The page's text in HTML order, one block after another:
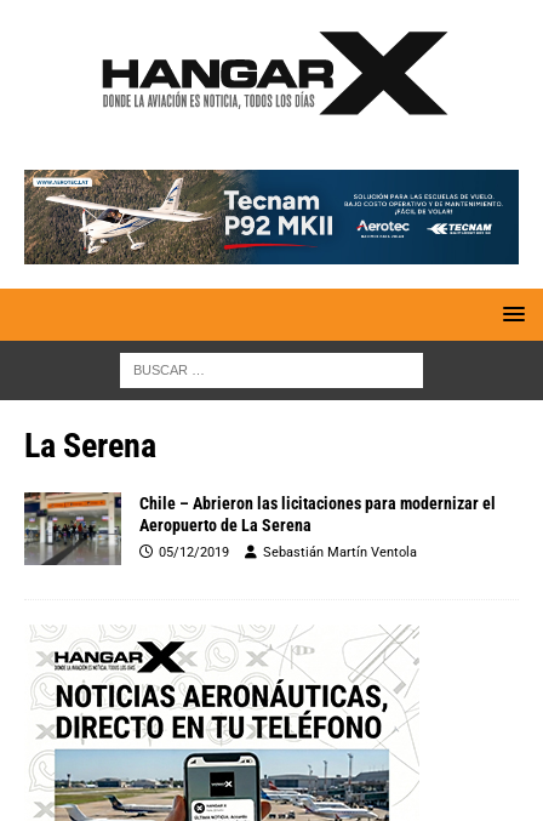
La Serena
Chile – Abrieron las licitaciones para modernizar el
Aeropuerto de La Serena
05/12/2019 Sebastián Martín Ventola